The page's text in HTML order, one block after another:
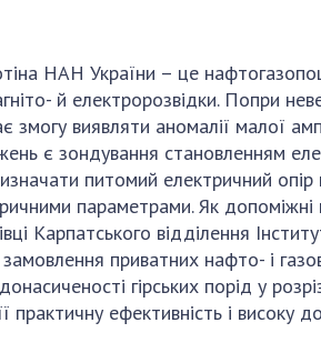
НАН України – це
й електророзвідки. Попри
змогу виявляти аномалії малої
є зондування становленням
питомий електричний опір
параметрами. Як
Карпатського відділення
приватних нафто- і
гірських порід у
ефективність і високу